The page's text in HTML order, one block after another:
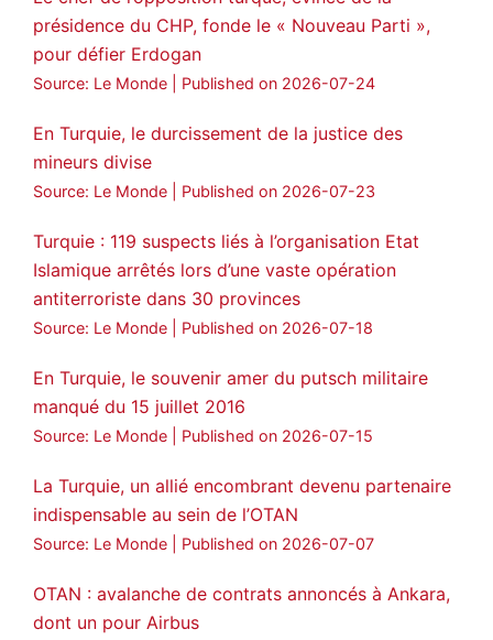
statement on Abdullah Öcalan meeting
#AbdullahÖcalan
#ImralıIsland
🔗https://medyanews.rs/h4lwBwQ
présidence du CHP, fonde le « Nouveau Parti »,
pour défier Erdogan
Source: Le Monde Published on 2026-07-24
En Turquie, le durcissement de la justice des
mineurs divise
Source: Le Monde Published on 2026-07-23
Turquie : 119 suspects liés à l’organisation Etat
Islamique arrêtés lors d’une vaste opération
antiterroriste dans 30 provinces
Source: Le Monde Published on 2026-07-18
En Turquie, le souvenir amer du putsch militaire
manqué du 15 juillet 2016
Source: Le Monde Published on 2026-07-15
La Turquie, un allié encombrant devenu partenaire
indispensable au sein de l’OTAN
Source: Le Monde Published on 2026-07-07
OTAN : avalanche de contrats annoncés à Ankara,
dont un pour Airbus